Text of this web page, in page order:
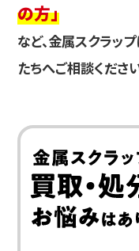
の方」
など、金属スクラッ
たちへご相談くださ